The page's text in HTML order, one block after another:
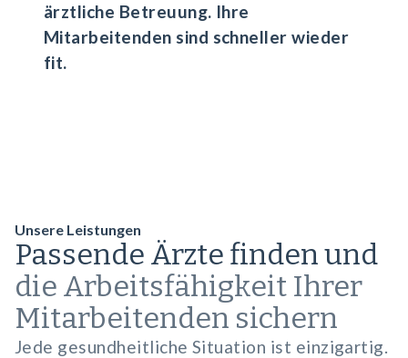
ärztliche Betreuung. Ihre
Mitarbeitenden sind schneller wieder
fit.
Unsere Leistungen
Passende Ärzte finden und
die Arbeitsfähigkeit Ihrer
Mitarbeitenden sichern
Jede gesundheitliche Situation ist einzigartig.